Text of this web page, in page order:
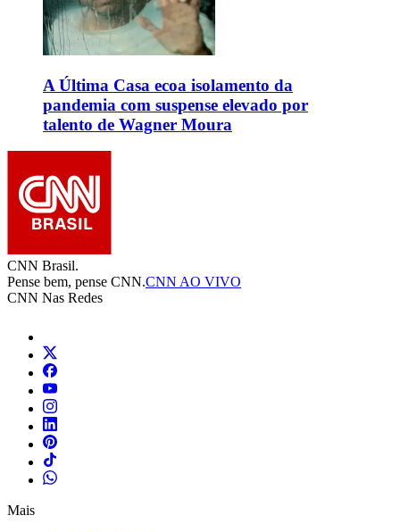
A Última Casa ecoa isolamento da
pandemia com suspense elevado por
talento de Wagner Moura
CNN Brasil.
Pense bem, pense CNN.CNN AO VIVO
CNN Nas Redes
Mais